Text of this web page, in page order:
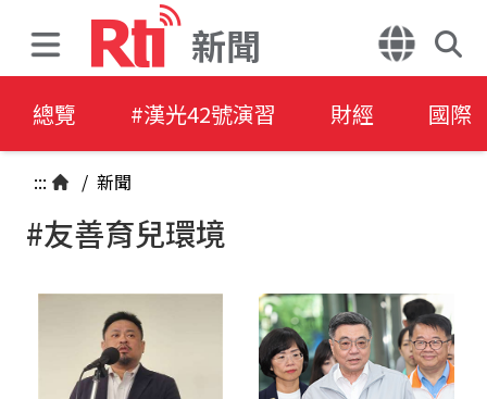
新聞
總覽 #漢光42號演習 財經 國際
::: / 新聞
#友善育兒環境